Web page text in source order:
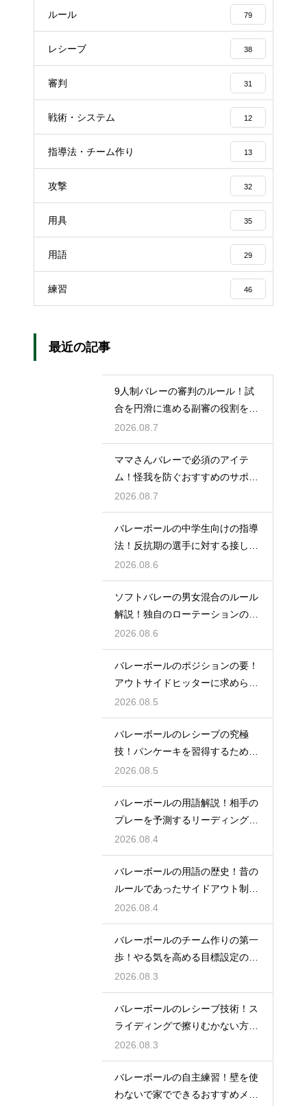
ルール 79
レシーブ 38
審判 31
戦術・システム 12
指導法・チーム作り 13
攻撃 32
用具 35
用語 29
練習 46
最近の記事
9人制バレーの審判のルール！試
合を円滑に進める副審の役割を解
説
2026.08.7
ママさんバレーで必須のアイテ
ム！怪我を防ぐおすすめのサポー
ター
2026.08.7
バレーボールの中学生向けの指導
法！反抗期の選手に対する接し方
のコツ
2026.08.6
ソフトバレーの男女混合のルール
解説！独自のローテーションの規
定とは
2026.08.6
バレーボールのポジションの要！
アウトサイドヒッターに求められ
る能力
2026.08.5
バレーボールのレシーブの究極
技！パンケーキを習得するための
練習方法
2026.08.5
バレーボールの用語解説！相手の
プレーを予測するリーディングと
は何か
2026.08.4
バレーボールの用語の歴史！昔の
ルールであったサイドアウト制と
は何か
2026.08.4
バレーボールのチーム作りの第一
歩！やる気を高める目標設定の仕
方とは
2026.08.3
バレーボールのレシーブ技術！ス
ライディングで擦りむかない方法
を伝授
2026.08.3
バレーボールの自主練習！壁を使
わないで家でできるおすすめメニ